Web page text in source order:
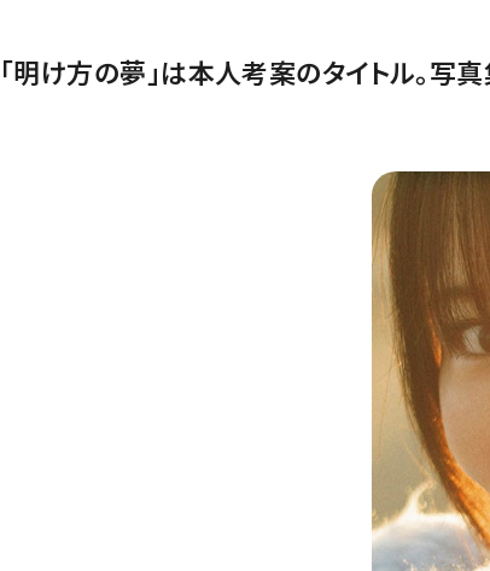
「明け方の夢」は本人考案のタイトル。写